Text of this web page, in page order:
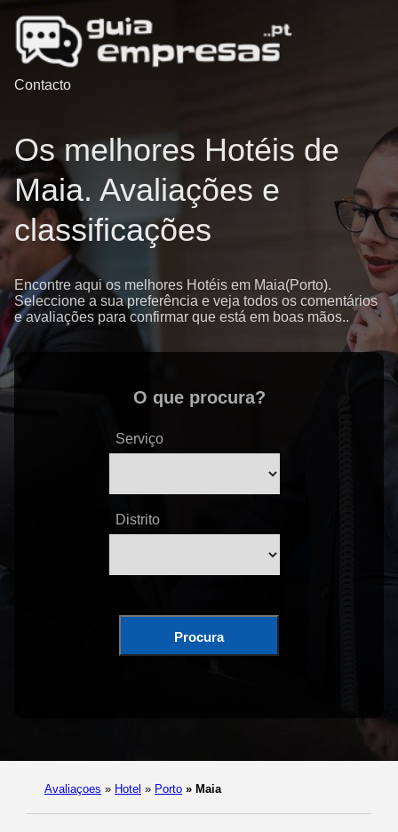
Contacto
Os melhores Hotéis de
Maia. Avaliações e
classificações
Encontre aqui os melhores Hotéis em Maia(Porto).
Seleccione a sua preferência e veja todos os comentários
e avaliações para confirmar que está em boas mãos..
O que procura?
Serviço
Distrito
Procura
Avaliaçoes » Hotel » Porto » Maia